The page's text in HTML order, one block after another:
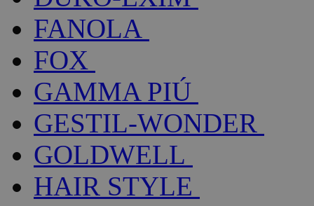
FANOLA
FOX
GAMMA PIÚ
GESTIL-WONDER
GOLDWELL
HAIR STYLE